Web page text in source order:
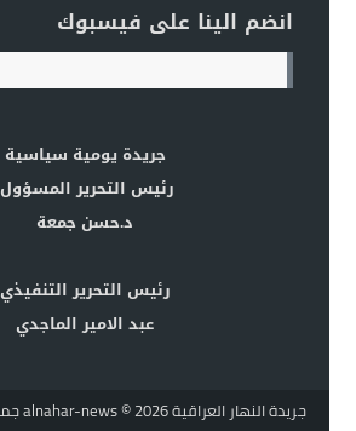
انضم الينا على فيسبوك
جريدة يومية سياسية
رئيس التحرير المسؤول
د.حسن جمعة
رئيس التحرير التنفيذي
عبد الامير الماجدي
جريدة النهار العراقية alnahar-news© 2026 جميع الحقوق محفوظة.